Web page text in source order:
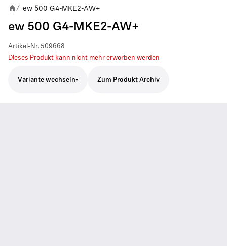
/ ew 500 G4-MKE2-AW+
ew 500 G4-MKE2-AW+
Artikel-Nr. 509668
Dieses Produkt kann nicht mehr erworben werden
Variante wechseln Zum Produkt Archiv